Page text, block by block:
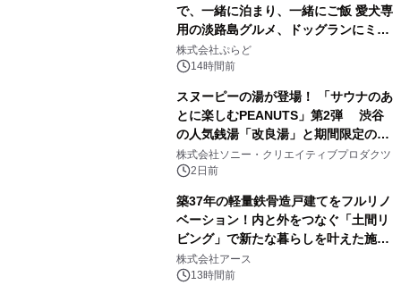
で、一緒に泊まり、一緒にご飯 愛犬専
用の淡路島グルメ、ドッグランにミニ
プール グランピングとトレーラーハウ
スの2施設で
株式会社ぷらど
14時間前
スヌーピーの湯が登場！ 「サウナのあ
とに楽しむPEANUTS」第2弾 渋谷
の人気銭湯「改良湯」と期間限定のコ
ラボレーション サウナイキタイコラ
ボグッズも発売決定！
株式会社ソニー・クリエイティブプロダクツ
2日前
築37年の軽量鉄骨造戸建てをフルリノ
ベーション！内と外をつなぐ「土間リ
ビング」で新たな暮らしを叶えた施工
事例を株式会社アースが公開
株式会社アース
13時間前